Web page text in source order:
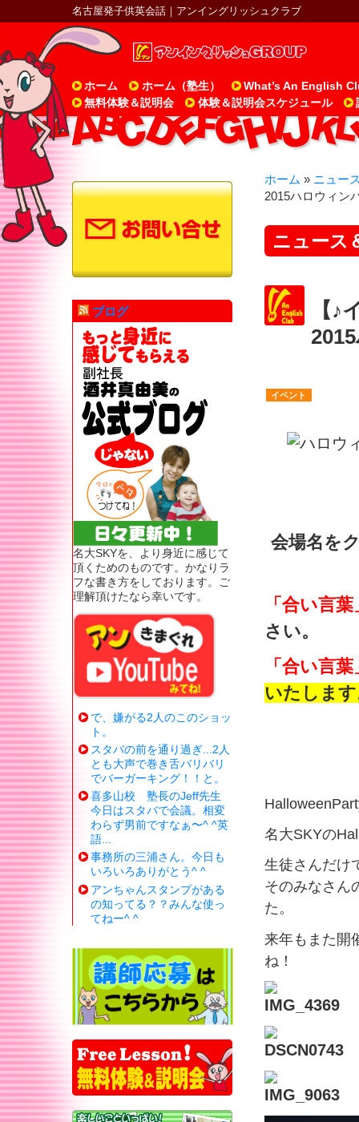
名古屋発子供英会話｜アンイングリッシュクラブ
ホーム ホーム（塾生）
What’s An English
無料体験＆説明会
体験＆説明会スケジュール
ブログ
名大SKYを、より身近に感じて
頂くためのものです。かなりラ
フな書き方をしております。ご
理解頂けたなら幸いです。
で、嫌がる2人のこのショッ
ト。
スタバの前を通り過ぎ...2人
とも大声で巻き舌バリバリ
でバーガーキング！！と。
喜多山校 塾長のJeff先生
今日はスタバで会議。相変
わらず男前ですなぁ〜^ ^英
語...
事務所の三浦さん。今日も
いろいろありがとう^ ^
アンちゃんスタンプがある
の知ってる？？みんな使っ
てねー^ ^
ホーム » ニュー
2015ハロウィン
ニュース
【♪
イベント
会場名を
「合い言葉
さい。
「合い言葉
いたしま
名大SKYの
生徒さんだけ
そのみなさん
た。
来年もまた開
ね！